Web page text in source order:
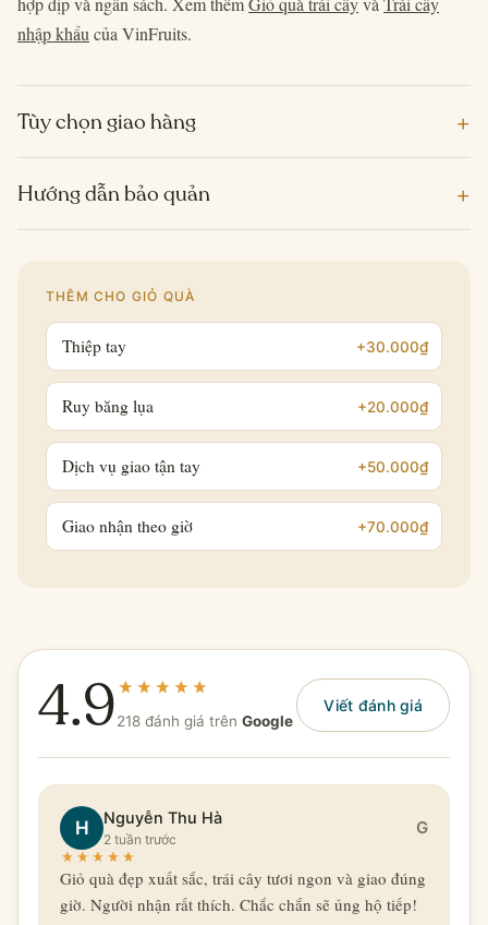
nhập khẩu của VinFruits.
Tùy chọn giao hàng +
Hướng dẫn bảo quản +
THÊM CHO GIỎ QUÀ
Thiệp tay +30.000₫
Ruy băng lụa +20.000₫
Dịch vụ giao tận tay +50.000₫
Giao nhận theo giờ +70.000₫
4.9218 đánh giá trên Google
Viết đánh giá
H Nguyễn Thu Hà
2 tuần trước
G
Giỏ quà đẹp xuất sắc, trái cây tươi ngon và giao đúng
giờ. Người nhận rất thích. Chắc chắn sẽ ủng hộ tiếp!